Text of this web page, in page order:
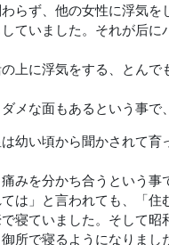
らず、他の女性に浮気を
ていました。それが后
上に浮気をする、とんで
メな面もあるという事で
幼い頃から聞かされて育
みを分かち合うという事
は」と言われても、「
寝ていました。そして
所で寝るようになりまし